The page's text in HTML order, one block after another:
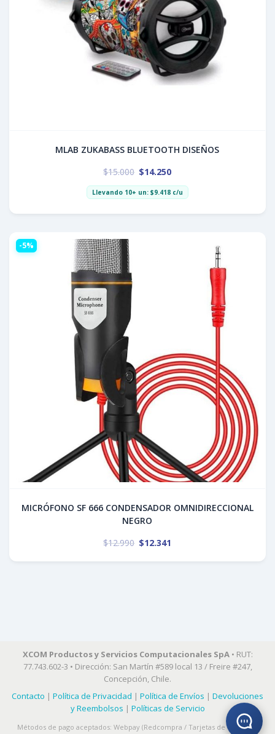
MLAB ZUKABASS BLUETOOTH DISEÑOS
$15.000 $14.250
Llevando 10+ un: $9.418c/u
-5%
MICRÓFONO SF 666 CONDENSADOR OMNIDIRECCIONAL
NEGRO
$12.990 $12.341
XCOM Productos y Servicios Computacionales SpA• RUT:
77.743.602-3 • Dirección: San Martín #589 local 13 / Freire #247,
Concepción, Chile.
Contacto | Política de Privacidad | Política de Envíos | Devoluciones
y Reembolsos | Políticas de Servicio
Métodos de pago aceptados: Webpay (Redcompra / Tarjetas de Crédito) •